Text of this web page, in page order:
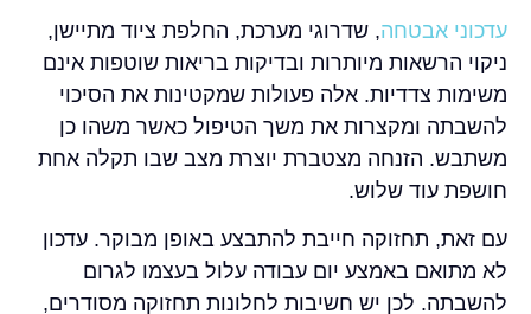
עדכוני אבטחה, שדרוגי מערכת, החלפת ציוד מתיישן,
ניקוי הרשאות מיותרות ובדיקות בריאות שוטפות אינם
משימות צדדיות. אלה פעולות שמקטינות את הסיכוי
להשבתה ומקצרות את משך הטיפול כאשר משהו כן
משתבש. הזנחה מצטברת יוצרת מצב שבו תקלה אחת
חושפת עוד שלוש.
עם זאת, תחזוקה חייבת להתבצע באופן מבוקר. עדכון
לא מתואם באמצע יום עבודה עלול בעצמו לגרום
להשבתה. לכן יש חשיבות לחלונות תחזוקה מסודרים,